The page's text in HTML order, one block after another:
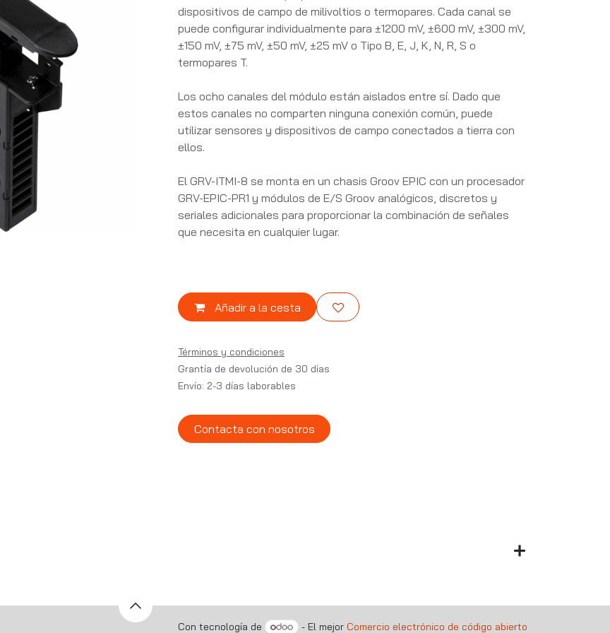
dispositivos de campo de milivoltios o termopares. Cada canal se
puede configurar individualmente para ±1200 mV, ±600 mV, ±300 mV,
±150 mV, ±75 mV, ±50 mV, ±25 mV o Tipo B, E, J, K, N, R, S o
termopares T.
Los ocho canales del módulo están aislados entre sí. Dado que
estos canales no comparten ninguna conexión común, puede
utilizar sensores y dispositivos de campo conectados a tierra con
ellos.
El GRV-ITMI-8 se monta en un chasis Groov EPIC con un procesador
GRV-EPIC-PR1 y módulos de E/S Groov analógicos, discretos y
seriales adicionales para proporcionar la combinación de señales
que necesita en cualquier lugar.
Añadir a la cesta
Términos y condiciones
Grantía de devolución de 30 días
Envío: 2-3 días laborables
Contacta con nosotros
Con tecnología de - El mejor Comercio electrónico de código abierto